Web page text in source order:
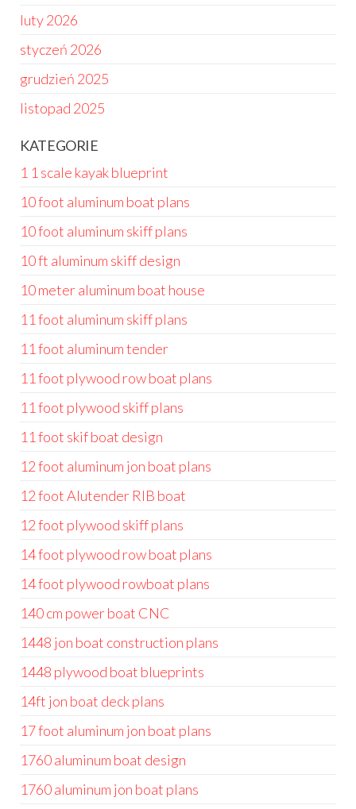
luty 2026
styczeń 2026
grudzień 2025
listopad 2025
KATEGORIE
1 1 scale kayak blueprint
10 foot aluminum boat plans
10 foot aluminum skiff plans
10 ft aluminum skiff design
10 meter aluminum boat house
11 foot aluminum skiff plans
11 foot aluminum tender
11 foot plywood row boat plans
11 foot plywood skiff plans
11 foot skif boat design
12 foot aluminum jon boat plans
12 foot Alutender RIB boat
12 foot plywood skiff plans
14 foot plywood row boat plans
14 foot plywood rowboat plans
140 cm power boat CNC
1448 jon boat construction plans
1448 plywood boat blueprints
14ft jon boat deck plans
17 foot aluminum jon boat plans
1760 aluminum boat design
1760 aluminum jon boat plans